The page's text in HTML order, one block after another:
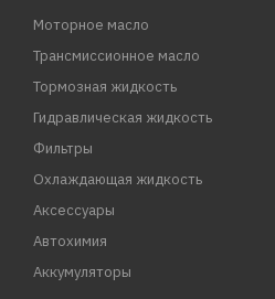
Моторное масло
Трансмиссионное масло
Тормозная жидкость
Гидравлическая жидкость
Фильтры
Охлаждающая жидкость
Аксессуары
Автохимия
Аккумуляторы